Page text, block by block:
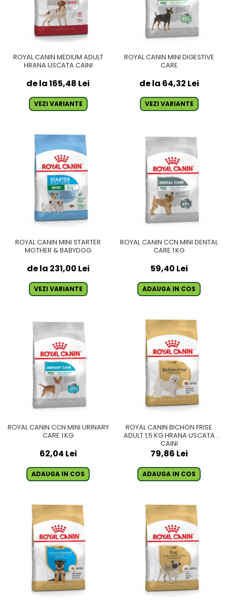
ROYAL CANIN MEDIUM ADULT
HRANA USCATA CAINI
de la 165,48 Lei
VEZI VARIANTE
ROYAL CANIN MINI DIGESTIVE
CARE
de la 64,32 Lei
VEZI VARIANTE
ROYAL CANIN MINI STARTER
MOTHER & BABYDOG
de la 231,00 Lei
VEZI VARIANTE
ROYAL CANIN CCN MINI DENTAL
CARE 1 KG
59,40 Lei
ADAUGA IN COS
ROYAL CANIN CCN MINI URINARY
CARE 1 KG
62,04 Lei
ADAUGA IN COS
ROYAL CANIN BICHON FRISE
ADULT 1,5 KG HRANA USCATA
CAINI
79,86 Lei
ADAUGA IN COS